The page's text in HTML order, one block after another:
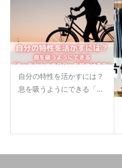
自分の特性を活かすには？
息を吸うようにできる「...